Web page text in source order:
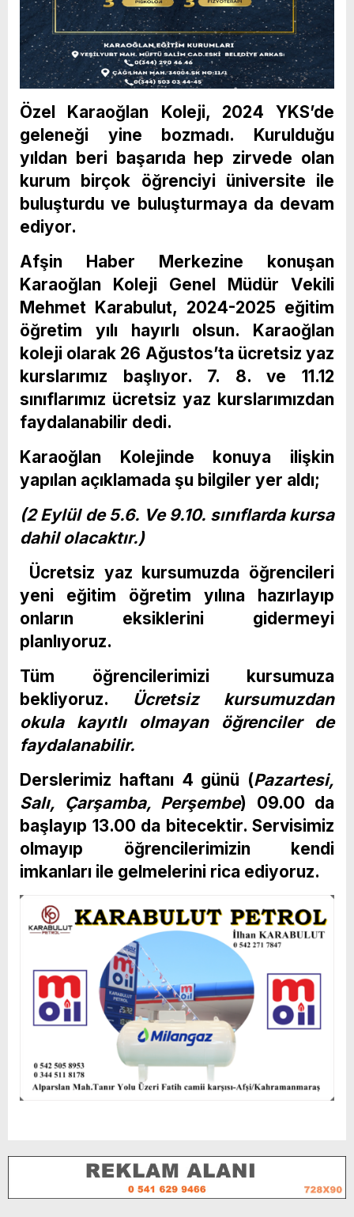
Özel Karaoğlan Koleji, 2024 YKS’de
geleneği yine bozmadı. Kurulduğu
yıldan beri başarıda hep zirvede olan
kurum birçok öğrenciyi üniversite ile
buluşturdu ve buluşturmaya da devam
ediyor.
Afşin Haber Merkezine konuşan
Karaoğlan Koleji Genel Müdür Vekili
Mehmet Karabulut, 2024-2025 eğitim
öğretim yılı hayırlı olsun. Karaoğlan
koleji olarak 26 Ağustos’ta ücretsiz yaz
kurslarımız başlıyor. 7. 8. ve 11.12
sınıflarımız ücretsiz yaz kurslarımızdan
faydalanabilir dedi.
Karaoğlan Kolejinde konuya ilişkin
yapılan açıklamada şu bilgiler yer aldı;
(2 Eylül de 5.6. Ve 9.10. sınıflarda kursa
dahil olacaktır.)
Ücretsiz yaz kursumuzda öğrencileri
yeni eğitim öğretim yılına hazırlayıp
onların eksiklerini gidermeyi
planlıyoruz.
Tüm öğrencilerimizi kursumuza
bekliyoruz. Ücretsiz kursumuzdan
okula kayıtlı olmayan öğrenciler de
faydalanabilir.
Derslerimiz haftanı 4 günü (Pazartesi,
Salı, Çarşamba, Perşembe) 09.00 da
başlayıp 13.00 da bitecektir. Servisimiz
olmayıp öğrencilerimizin kendi
imkanları ile gelmelerini rica ediyoruz.